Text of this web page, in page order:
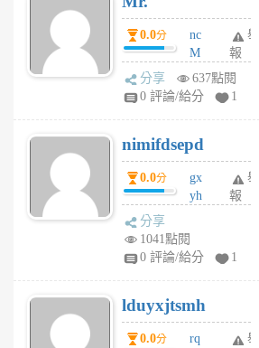
0.0分
nc
M
U
F
U
5
個
月
舉
報
分享
637點閱
0 評論/給分
1
nimifdsepd
0.0分
gx
yh
jl
月
前
舉
報
分享
1041點閱
0 評論/給分
1
lduyxjtsmh
0.0分
rq
舉